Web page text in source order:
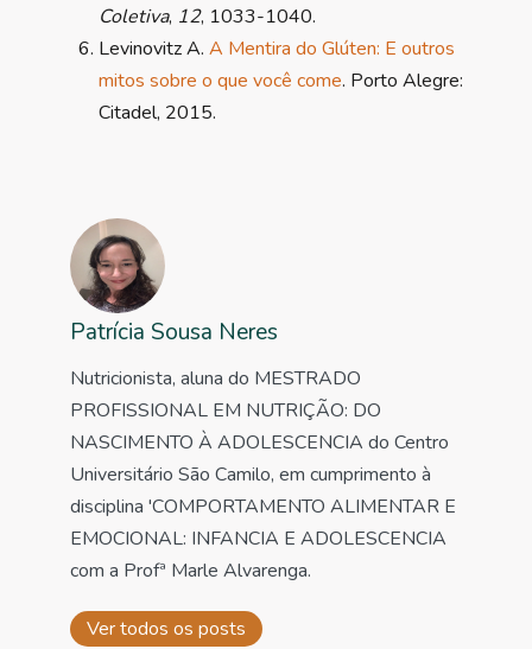
Coletiva, 12, 1033-1040.
Levinovitz A. A Mentira do Glúten: E outros
mitos sobre o que você come. Porto Alegre:
Citadel, 2015.
Patrícia Sousa Neres
Nutricionista, aluna do MESTRADO
PROFISSIONAL EM NUTRIÇÃO: DO
NASCIMENTO À ADOLESCENCIA do Centro
Universitário São Camilo, em cumprimento à
disciplina 'COMPORTAMENTO ALIMENTAR E
EMOCIONAL: INFANCIA E ADOLESCENCIA
com a Profª Marle Alvarenga.
Ver todos os posts